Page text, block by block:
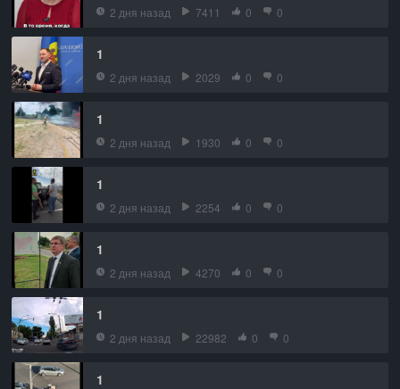
2 дня назад 7411 0 0
1
2 дня назад 2029 0 0
1
2 дня назад 1930 0 0
1
2 дня назад 2254 0 0
1
2 дня назад 4270 0 0
1
2 дня назад 22982 0 0
1